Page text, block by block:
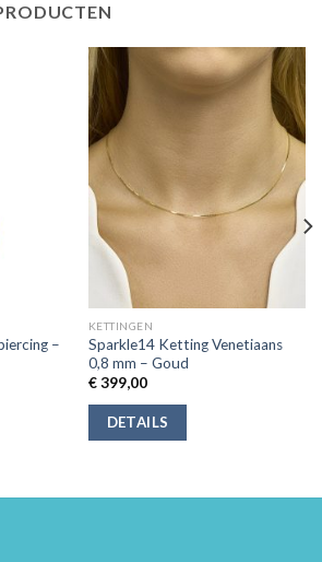
–
KETTINGEN
Sparkle14 Ketting Venetiaans
0,8 mm – Goud
€399,00
DETAILS